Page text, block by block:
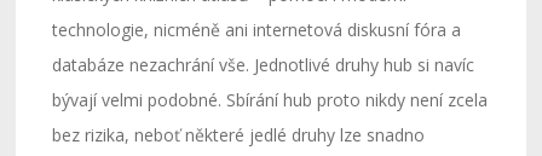
technologie, nicméně ani internetová diskusní fóra a
databáze nezachrání vše. Jednotlivé druhy hub si navíc
bývají velmi podobné. Sbírání hub proto nikdy není zcela
bez rizika, neboť některé jedlé druhy lze snadno